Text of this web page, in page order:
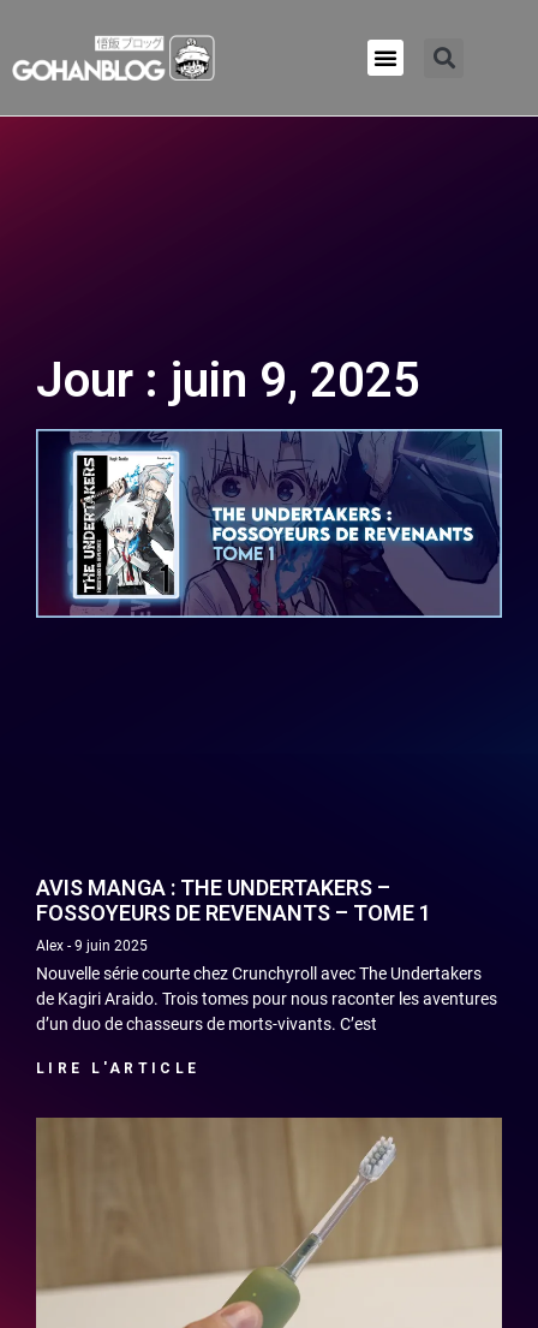
Jour : juin 9, 2025
AVIS MANGA : THE UNDERTAKERS –
FOSSOYEURS DE REVENANTS – TOME 1
Alex 9 juin 2025
Nouvelle série courte chez Crunchyroll avec The Undertakers
de Kagiri Araido. Trois tomes pour nous raconter les aventures
d’un duo de chasseurs de morts-vivants. C’est
LIRE L'ARTICLE